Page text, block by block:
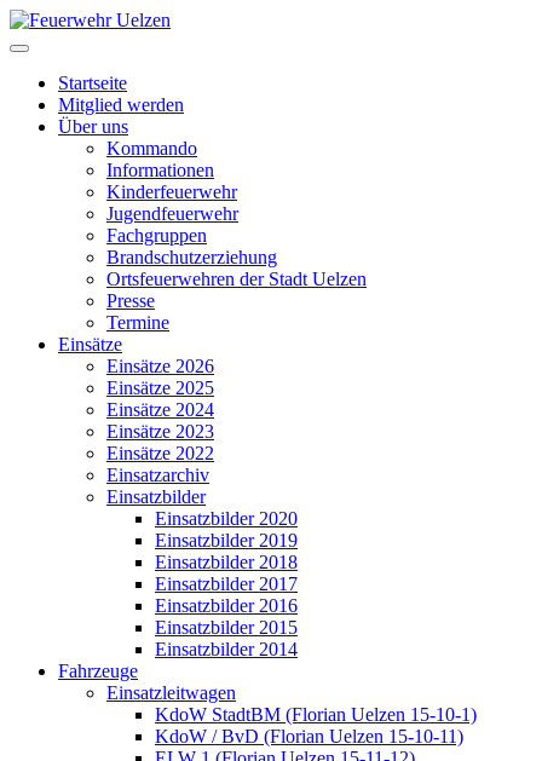
Startseite
Mitglied werden
Über uns
Kommando
Informationen
Kinderfeuerwehr
Jugendfeuerwehr
Fachgruppen
Brandschutzerziehung
Ortsfeuerwehren der Stadt Uelzen
Presse
Termine
Einsätze
Einsätze 2026
Einsätze 2025
Einsätze 2024
Einsätze 2023
Einsätze 2022
Einsatzarchiv
Einsatzbilder
Einsatzbilder 2020
Einsatzbilder 2019
Einsatzbilder 2018
Einsatzbilder 2017
Einsatzbilder 2016
Einsatzbilder 2015
Einsatzbilder 2014
Fahrzeuge
Einsatzleitwagen
KdoW StadtBM (Florian Uelzen 15-10-1)
KdoW / BvD (Florian Uelzen 15-10-11)